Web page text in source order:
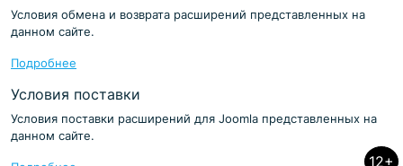
Условия обмена и возврата расширений представленных на
данном сайте.
Подробнее
Условия поставки
Условия поставки расширений для Joomla представленных на
данном сайте.
12+